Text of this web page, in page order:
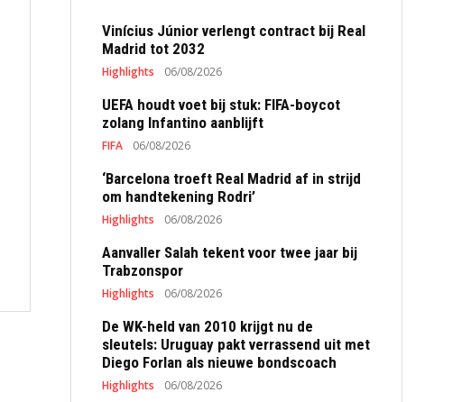
Vinícius Júnior verlengt contract bij Real
Madrid tot 2032
Highlights 06/08/2026
UEFA houdt voet bij stuk: FIFA-boycot
zolang Infantino aanblijft
FIFA 06/08/2026
‘Barcelona troeft Real Madrid af in strijd
om handtekening Rodri’
Highlights 06/08/2026
Aanvaller Salah tekent voor twee jaar bij
Trabzonspor
Highlights 06/08/2026
De WK-held van 2010 krijgt nu de
sleutels: Uruguay pakt verrassend uit met
Diego Forlan als nieuwe bondscoach
Highlights 06/08/2026